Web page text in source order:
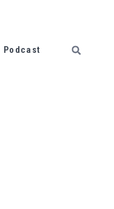
Podcast